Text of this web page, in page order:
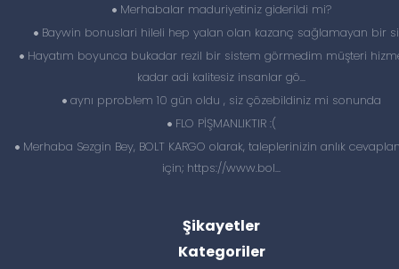
Merhabalar maduriyetiniz giderildi mi?
Baywin bonuslari hileli hep yalan olan kazanç sağlamayan bir
Hayatım boyunca bukadar rezil bir sistem görmedim müşteri
kadar adi kalitesiz insanlar gö...
aynı pproblem 10 gün oldu , siz çözebildiniz mi sonunda
FLO PİŞMANLIKTIR :(
Merhaba Sezgin Bey, BOLT KARGO olarak, taleplerinizin anlık
için; https://www.bol...
Şikayetler
Kategoriler